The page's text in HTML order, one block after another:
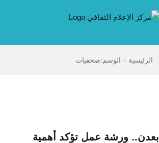
الرئيسية - الوسم:صحفيات
نظمها CMC بعدن.. ورشة عمل تؤكد أهمية